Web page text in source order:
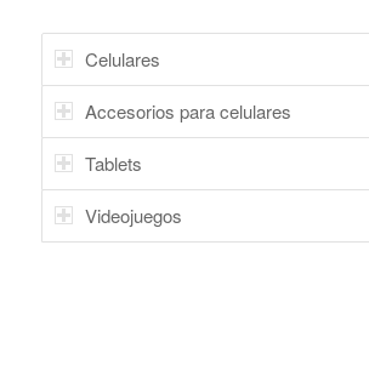
Celulares
Accesorios para celulares
Tablets
Videojuegos